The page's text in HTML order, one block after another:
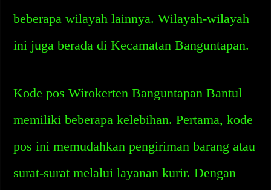
beberapa wilayah lainnya. Wilayah-wilayah
ini juga berada di Kecamatan Banguntapan.
Kode pos Wirokerten Banguntapan Bantul
memiliki beberapa kelebihan. Pertama, kode
pos ini memudahkan pengiriman barang atau
surat-surat melalui layanan kurir. Dengan